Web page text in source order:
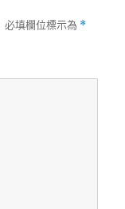
必填欄位標示為 *